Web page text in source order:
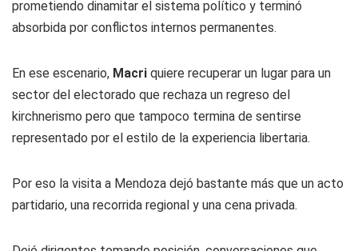
prometiendo dinamitar el sistema político y terminó
absorbida por conflictos internos permanentes.
En ese escenario, Macri quiere recuperar un lugar para un
sector del electorado que rechaza un regreso del
kirchnerismo pero que tampoco termina de sentirse
representado por el estilo de la experiencia libertaria.
Por eso la visita a Mendoza dejó bastante más que un acto
partidario, una recorrida regional y una cena privada.